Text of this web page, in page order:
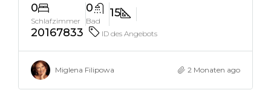
0
Schlafzimmer
0
Bad
15
20167833
ID des Angebots
Miglena Filipowa 2 Monaten ago